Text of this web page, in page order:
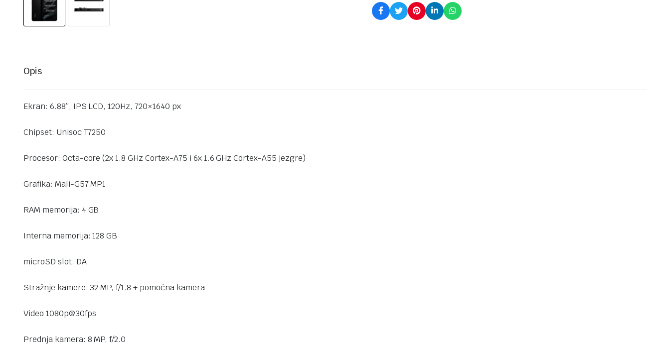
Opis
Ekran: 6.88”, IPS LCD, 120Hz, 720×1640 px
Chipset: Unisoc T7250
Procesor: Octa-core (2x 1.8 GHz Cortex-A75 i 6x 1.6 GHz Cortex-A55 jezgre)
Grafika: Mali-G57 MP1
RAM memorija: 4 GB
Interna memorija: 128 GB
microSD slot: DA
Stražnje kamere: 32 MP, f/1.8 + pomoćna kamera
Video 1080p@30fps
Prednja kamera: 8 MP, f/2.0